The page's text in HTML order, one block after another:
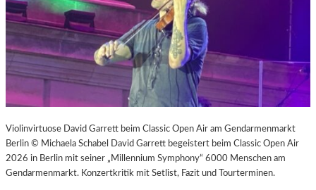
Violinvirtuose David Garrett beim Classic Open Air am Gendarmenmarkt
Berlin © Michaela Schabel David Garrett begeistert beim Classic Open Air
2026 in Berlin mit seiner „Millennium Symphony“ 6000 Menschen am
Gendarmenmarkt. Konzertkritik mit Setlist, Fazit und Tourterminen.